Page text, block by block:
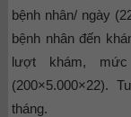
bệnh nhân/ ngày
bệnh nhân đến
lượt khám,
(200×5.000×22).
tháng.